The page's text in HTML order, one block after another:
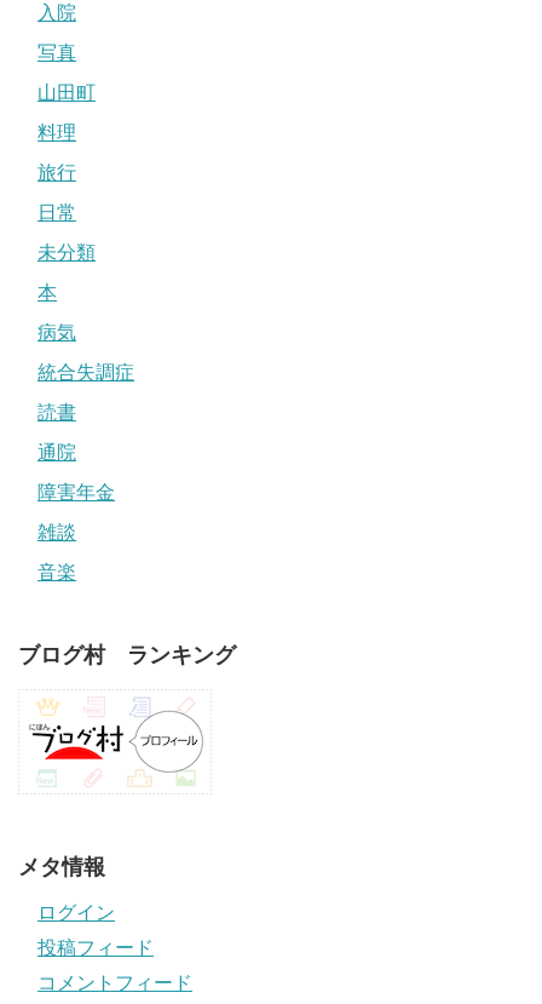
入院
写真
山田町
料理
旅行
日常
未分類
本
病気
統合失調症
読書
通院
障害年金
雑談
音楽
ブログ村 ランキング
メタ情報
ログイン
投稿フィード
コメントフィード